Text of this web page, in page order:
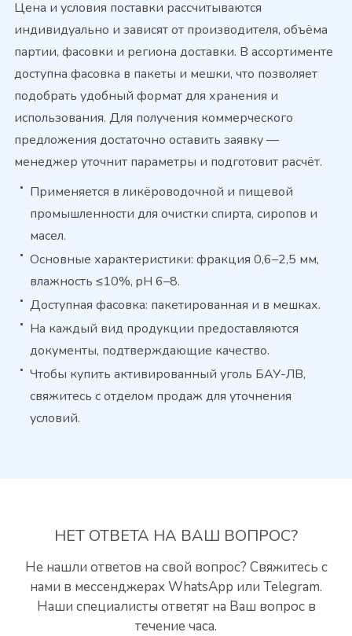
Цена и условия поставки рассчитываются
индивидуально и зависят от производителя, объёма
партии, фасовки и региона доставки. В ассортименте
доступна фасовка в пакеты и мешки, что позволяет
подобрать удобный формат для хранения и
использования. Для получения коммерческого
предложения достаточно оставить заявку —
менеджер уточнит параметры и подготовит расчёт.
Применяется в ликёроводочной и пищевой
промышленности для очистки спирта, сиропов и
масел.
Основные характеристики: фракция 0,6–2,5 мм,
влажность ≤10%, pH 6–8.
Доступная фасовка: пакетированная и в мешках.
На каждый вид продукции предоставляются
документы, подтверждающие качество.
Чтобы купить активированный уголь БАУ-ЛВ,
свяжитесь с отделом продаж для уточнения
условий.
НЕТ ОТВЕТА НА ВАШ ВОПРОС?
Не нашли ответов на свой вопрос? Свяжитесь с
нами в мессенджерах WhatsApp или Telegram.
Наши специалисты ответят на Ваш вопрос в
течение часа.